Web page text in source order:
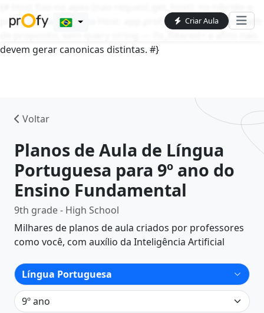
proxy do Caddy envia Host: app.profy.com.br. request.path
devem gerar canonicas distintas. #}
Criar Aula
Voltar
Planos de Aula de Língua
Portuguesa para 9º ano do
Ensino Fundamental
9th grade - High School
Milhares de planos de aula criados por professores
como você, com auxílio da Inteligência Artificial